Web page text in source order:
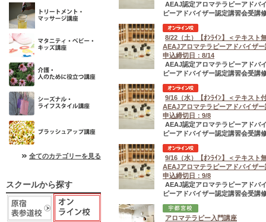
全てのカテゴリーを見る
スクールから探す
AEAJ認定アロマテラピーアドバ
ピーアドバイザー認定講習会受講
8/22（土）【ｵﾝﾗｲﾝ】＜テキスト
AEAJアロマテラピーアドバイザ
申込締切日：8/14
AEAJ認定アロマテラピーアドバ
ピーアドバイザー認定講習会受講
9/16（水）【ｵﾝﾗｲﾝ】＜テキスト
AEAJアロマテラピーアドバイザ
申込締切日：9/8
AEAJ認定アロマテラピーアドバ
ピーアドバイザー認定講習会受講
9/16（水）【ｵﾝﾗｲﾝ】＜テキスト
AEAJアロマテラピーアドバイザ
申込締切日：9/8
AEAJ認定アロマテラピーアドバ
ピーアドバイザー認定講習会受講
アロマテラピー入門講座